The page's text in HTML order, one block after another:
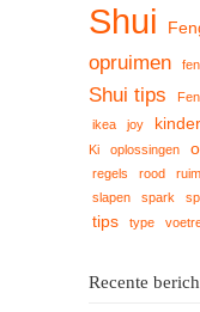
Shui
opruimen
Shui tips
ikea joy
Ki
oplossingen
regels
rood
slapen
spark
tips type
Recente